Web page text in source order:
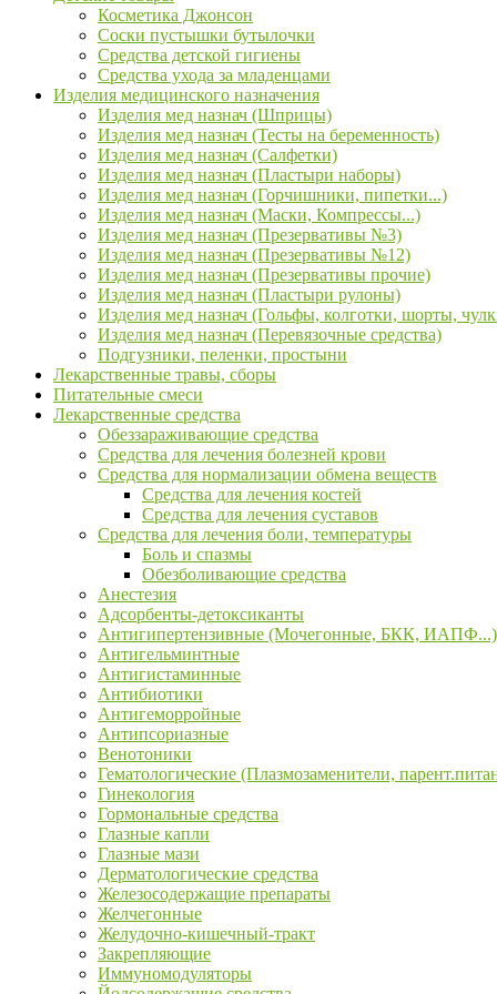
Косметика Джонсон
Соски пустышки бутылочки
Средства детской гигиены
Средства ухода за младенцами
Изделия медицинского назначения
Изделия мед назнач (Шприцы)
Изделия мед назнач (Тесты на беременность)
Изделия мед назнач (Салфетки)
Изделия мед назнач (Пластыри наборы)
Изделия мед назнач (Горчишники, пипетки...)
Изделия мед назнач (Маски, Компрессы...)
Изделия мед назнач (Презервативы №3)
Изделия мед назнач (Презервативы №12)
Изделия мед назнач (Презервативы прочие)
Изделия мед назнач (Пластыри рулоны)
Изделия мед назнач (Гольфы, колготки, шорты,
Изделия мед назнач (Перевязочные средства)
Подгузники, пеленки, простыни
Лекарственные травы, сборы
Питательные смеси
Лекарственные средства
Обеззараживающие средства
Средства для лечения болезней крови
Средства для нормализации обмена веществ
Средства для лечения костей
Средства для лечения суставов
Средства для лечения боли, температуры
Боль и спазмы
Обезболивающие средства
Анестезия
Адсорбенты-детоксиканты
Антигипертензивные (Мочегонные, БКК, ИАПФ...)
Антигельминтные
Антигистаминные
Антибиотики
Антигеморройные
Антипсориазные
Венотоники
Гематологические (Плазмозаменители,
Гинекология
Гормональные средства
Глазные капли
Глазные мази
Дерматологические средства
Железосодержащие препараты
Желчегонные
Желудочно-кишечный-тракт
Закрепляющие
Иммуномодуляторы